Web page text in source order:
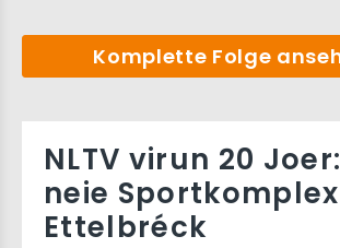
Komplette Folge
NLTV virun 20
neie
Ettelbréck